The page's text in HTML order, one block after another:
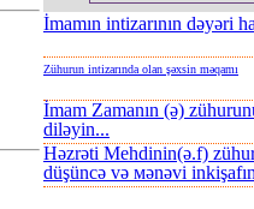
İmamın intizarının dəyəri
Zühurun intizarında olan şəxsin məqamı
İmam Zamanın (ə)
diləyin...
Həzrəti Mehdinin(ə.f)
düşüncə və мənəvi